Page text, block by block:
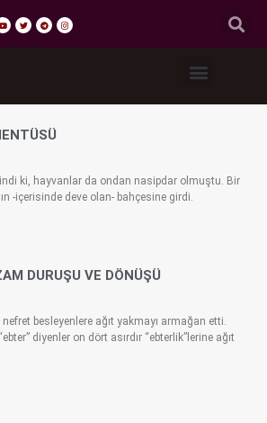
ki, hayvanlar da ondan nasipdar olmuştu. Bir
-içerisinde deve olan- bahçesine girdi.
DURUŞU VE DÖNÜŞÜ
nefret besleyenlere ağıt yakmayı armağan etti.
diyenler on dört asırdır “ebterlik”lerine ağıt